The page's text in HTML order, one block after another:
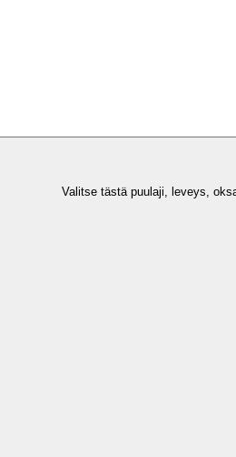
Valitse tästä puulaji, leveys,